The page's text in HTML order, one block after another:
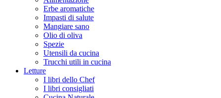
Erbe aromatiche
Impasti di salute
Mangiare sano
Olio di oliva
Spezie
Utensili da cucina
Trucchi utili in cucina
Letture
I libri dello Chef
I libri consigliati